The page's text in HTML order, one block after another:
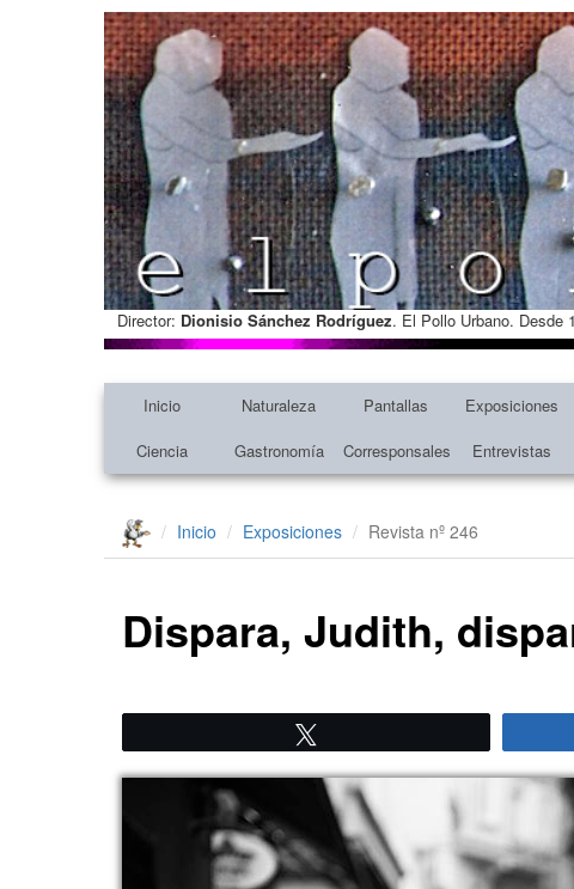
Director: Dionisio Sánchez Rodríguez. El Pollo Urbano. Desde
Inicio Naturaleza Pantallas Exposiciones
Ciencia
Gastronomía Corresponsales Entrevistas
Inicio Exposiciones Revista nº 246
Dispara, Judith,